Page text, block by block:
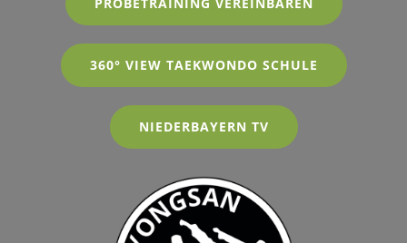
360° VIEW TAEKWONDO SCHULE
NIEDERBAYERN TV